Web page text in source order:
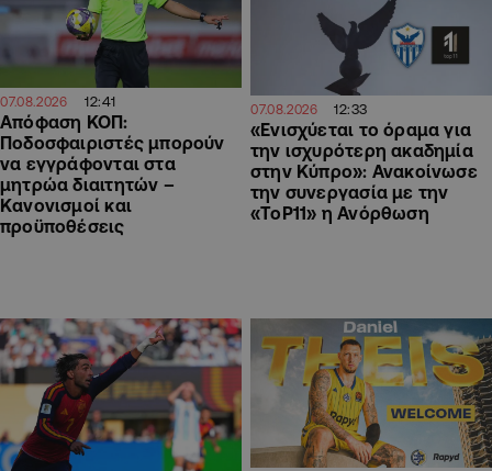
07.08.2026 12:41
Απόφαση ΚΟΠ:
Ποδοσφαιριστές μπορούν
να εγγράφονται στα
μητρώα διαιτητών –
Κανονισμοί και
προϋποθέσεις
07.08.2026 12:33
«Ενισχύεται το όραμα για
την ισχυρότερη ακαδημία
στην Κύπρο»: Ανακοίνωσε
την συνεργασία με την
«ToP11» η Ανόρθωση